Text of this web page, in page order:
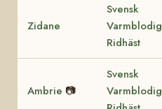
Zidane
Svensk
Varmblodig
Ridhäst
Ambrie 📷
Svensk
Varmblodig